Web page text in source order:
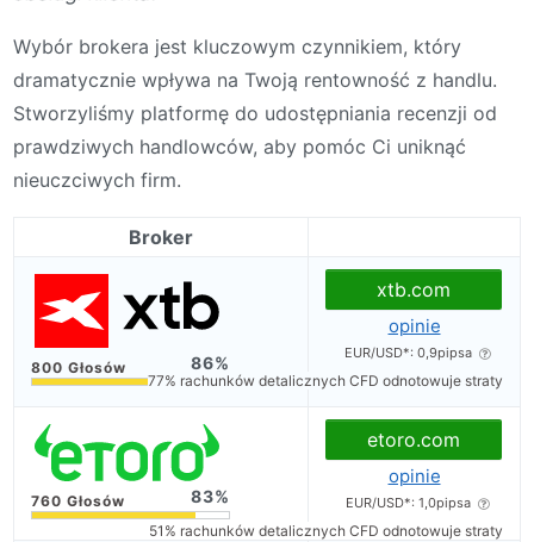
Wybór brokera jest kluczowym czynnikiem, który
dramatycznie wpływa na Twoją rentowność z handlu.
Stworzyliśmy platformę do udostępniania recenzji od
prawdziwych handlowców, aby pomóc Ci uniknąć
nieuczciwych firm.
Broker
86
xtb.com
opinie
EUR/USD*: 0,9pipsa
77% rachunków detalicznych CFD odnotowuje straty
83
etoro.com
opinie
EUR/USD*: 1,0pipsa
51% rachunków detalicznych CFD odnotowuje straty